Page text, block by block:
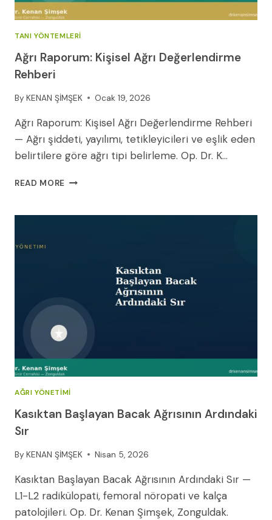
TANI YÖNTEMLERI
Ağrı Raporum: Kişisel Ağrı Değerlendirme
Rehberi
By KENAN ŞİMŞEK Ocak 19, 2026
Ağrı Raporum: Kişisel Ağrı Değerlendirme Rehberi
— Ağrı şiddeti, yayılımı, tetikleyicileri ve eşlik eden
belirtilere göre ağrı tipi belirleme. Op. Dr. K…
READ MORE AĞRI
AĞRI
AĞRI YÖNETIMI
Kasıktan Başlayan Bacak Ağrısının Ardındaki
Sır
By KENAN ŞİMŞEK Nisan 5, 2026
Kasıktan Başlayan Bacak Ağrısının Ardındaki Sır —
L1-L2 radikülopati, femoral nöropati ve kalça
patolojileri. Op. Dr. Kenan Şimşek, Zonguldak.